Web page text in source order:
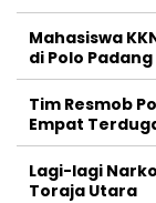
Mahasiswa
di Polo Padang
Tim Resmob
Empat
Lagi-lagi
Toraja Utara